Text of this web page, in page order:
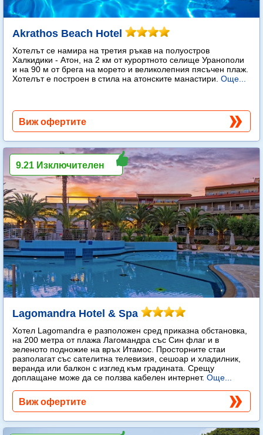
Akrathos Beach Hotel
Хотелът се намира на третия ръкав на полуостров
Халкидики - Атон, на 2 км от курортното селище Уранополи
и на 90 м от брега на морето и великолепния пясъчен плаж.
Хотелът е построен в стила на атонските манастири. Още...
Виж офертите
Lagomandra Hotel & Spa
Хотел Lagomandra е разположен сред приказна обстановка,
на 200 метра от плажа Лагомандра със Син флаг и в
зеленото подножие на връх Итамос. Просторните стаи
разполагат със сателитна телевизия, сешоар и хладилник,
веранда или балкон с изглед към градината. Срещу
доплащане може да се ползва кабелен интернет. Още...
9.21 Изключителен
Виж офертите